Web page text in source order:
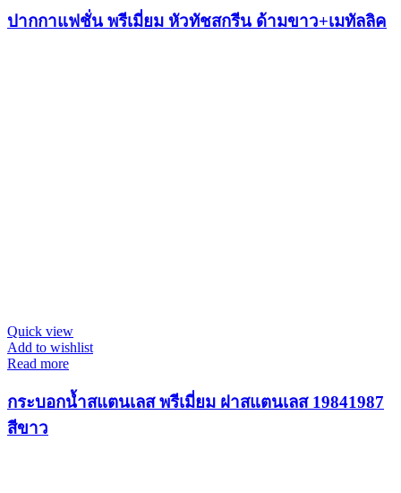
ปากกาแฟชั่น พรีเมี่ยม หัวทัชสกรีน ด้ามขาว+เมทัลลิค
Quick view
Add to wishlist
Read more
กระบอกน้ำสแตนเลส พรีเมี่ยม ฝาสแตนเลส 19841987
สีขาว